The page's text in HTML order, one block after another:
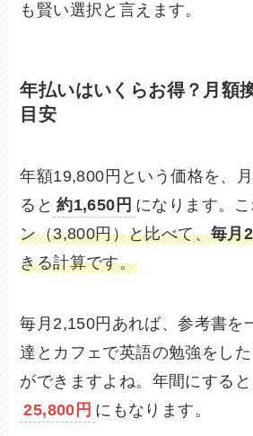
も賢い選択と言えます。
年払いはいくらお得？月額
目安
年額19,800円という価格を、
ると 約1,650円 になります。
ン（3,800円）と比べて、毎月
きる計算です。
毎月2,150円あれば、参考書を
達とカフェで英語の勉強をし
ができますよね。年間にする
25,800円 にもなります。